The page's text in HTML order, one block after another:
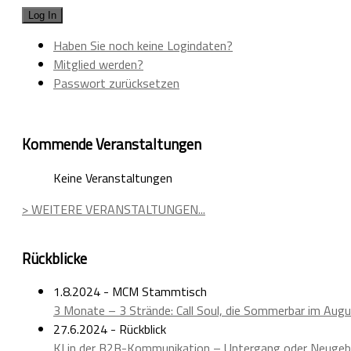
Haben Sie noch keine Logindaten?
Mitglied werden?
Passwort zurücksetzen
Kommende Veranstaltungen
Keine Veranstaltungen
> WEITERE VERANSTALTUNGEN...
Rückblicke
1.8.2024 - MCM Stammtisch
3 Monate – 3 Strände: Call Soul, die Sommerbar im
27.6.2024 - Rückblick